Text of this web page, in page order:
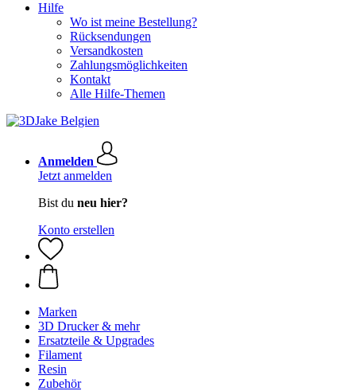
Hilfe
Wo ist meine Bestellung?
Rücksendungen
Versandkosten
Zahlungsmöglichkeiten
Kontakt
Alle Hilfe-Themen
Anmelden
Jetzt anmelden
Bist du neu hier?
Konto erstellen
Marken
3D Drucker & mehr
Ersatzteile & Upgrades
Filament
Resin
Zubehör